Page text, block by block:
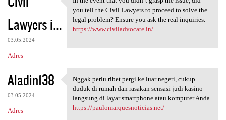
Lawyers i...
03.05.2024
Adres
In the event that you didn’t
you tell the Civil Lawyers to proceed to solve the
legal problem? Ensure you ask the real inquiries.
https://www.civiladvocate.in/
Aladin138
03.05.2024
Adres
Nggak perlu ribet pergi ke
Nggak perlu ribet pergi ke luar negeri, cukup
duduk di rumah dan rasakan sensasi judi kasino
langsung di layar smartphone atau komputer Anda.
https://paulomarquesnoticias.net/